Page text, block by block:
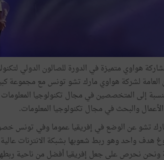
العامة لشركة هواوي مارك تشو تونس مع مجموعة
إلى المتخصصين في مجال تكنولوجيا
والبحث في مجال تكنولوجيا المعلومات.
هدف واحد وهو ربط شعوبها بشبكة الانترنات